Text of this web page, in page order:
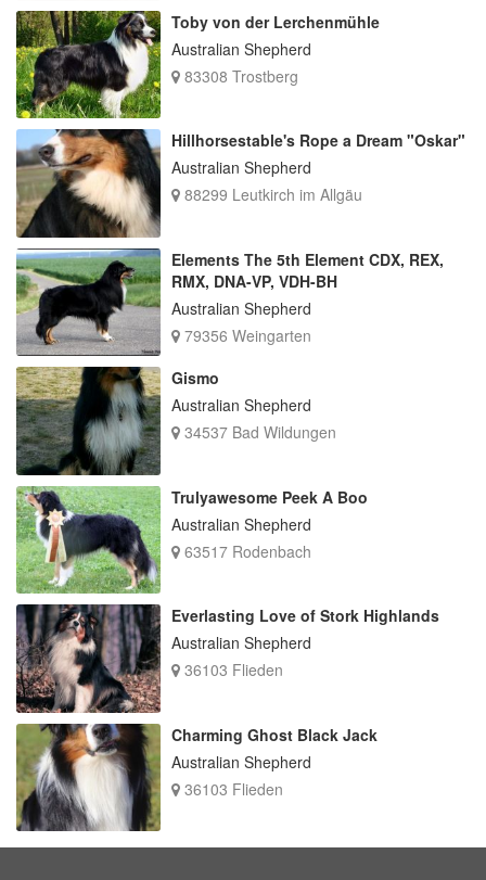
Toby von der Lerchenmühle
Australian Shepherd
83308 Trostberg
Hillhorsestable's Rope a Dream "Oskar"
Australian Shepherd
88299 Leutkirch im Allgäu
Elements The 5th Element CDX, REX,
RMX, DNA-VP, VDH-BH
Australian Shepherd
79356 Weingarten
Gismo
Australian Shepherd
34537 Bad Wildungen
Trulyawesome Peek A Boo
Australian Shepherd
63517 Rodenbach
Everlasting Love of Stork Highlands
Australian Shepherd
36103 Flieden
Charming Ghost Black Jack
Australian Shepherd
36103 Flieden